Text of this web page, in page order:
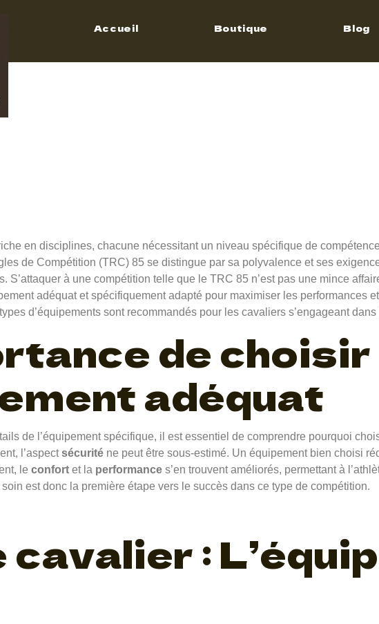
Accueil Boutique Blog
85 –
en disciplines, chacune nécessitant un niveau spécifique de
de Compétition (TRC) 85 se distingue par sa polyvalence et ses
S’attaquer à une compétition telle que le TRC 85 n’est pas une mince
adéquat et spécifiquement adapté pour maximiser les performances
d’équipements sont recommandés pour les cavaliers s’engageant
de choisir
adéquat
de l’équipement spécifique, il est essentiel de comprendre pourquoi
l’aspectsécurité ne peut être sous-estimé. Un équipement bien choisi
le confort et la performance s’en trouvent améliorés, permettant à
est donc la première étape vers le succès dans ce type de compétition.
cavalier :